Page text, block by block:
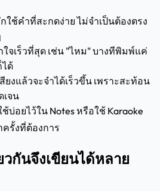
ใช้คำที่สะกดง่าย ไม่จำเป็นต้องตรง
ใจเร็วที่สุด เช่น "ไหม" บางทีพิมพ์แค่
ได้
ยงแล้วจะจำได้เร็วขึ้น เพราะสะท้อน
เจน
บ่อยไว้ใน Notes หรือใช้ Karaoke
รั้งที่ต้องการ
กันจึงเขียนได้หลาย